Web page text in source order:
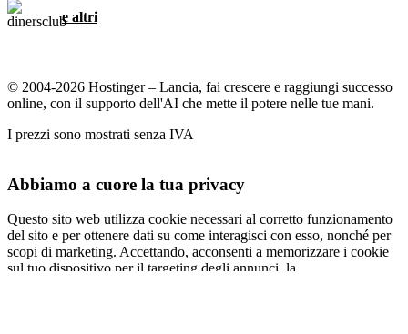
e altri
© 2004-2026 Hostinger – Lancia, fai crescere e raggiungi successo
online, con il supporto dell'AI che mette il potere nelle tue mani.
I prezzi sono mostrati senza IVA
Abbiamo a cuore la tua privacy
Questo sito web utilizza cookie necessari al corretto funzionamento
del sito e per ottenere dati su come interagisci con esso, nonché per
scopi di marketing. Accettando, acconsenti a memorizzare i cookie
sul tuo dispositivo per il targeting degli annunci, la